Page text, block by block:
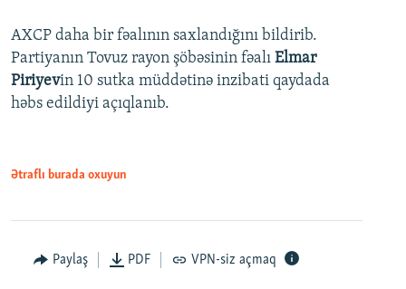
AXCP daha bir fəalının saxlandığını bildirib.
Partiyanın Tovuz rayon şöbəsinin fəalı Elmar
Piriyevin 10 sutka müddətinə inzibati qaydada
həbs edildiyi açıqlanıb.
Ətraflı burada oxuyun
Paylaş PDF VPN-siz açmaq